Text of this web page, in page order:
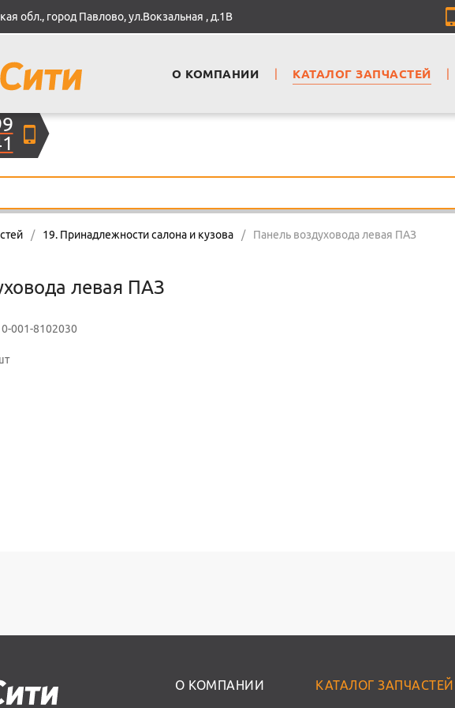
/ 19. Принадлежности салона и кузова / Панель воздуховода левая ПАЗ
левая ПАЗ
001-8102030
О КОМПАНИИ КАТАЛОГ ЗАПЧАСТЕЙ
обл., город Павлово, ул.Вокзальная , д.1В
О КОМПАНИИ КАТАЛОГ ЗАПЧАСТЕЙ